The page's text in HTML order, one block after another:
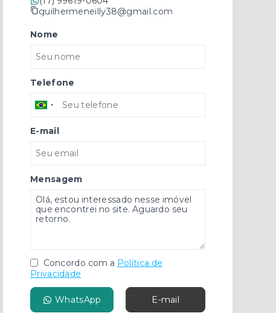
guilhermeneilly38@gmail.com
Nome
Telefone
E-mail
Mensagem
Concordo com a Política de
Privacidade
WhatsApp E-mail